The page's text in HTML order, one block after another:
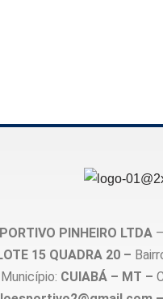
PINHEIRO LTDA–
15 QUADRA 20 –
Município: CUIABÁ – MT –